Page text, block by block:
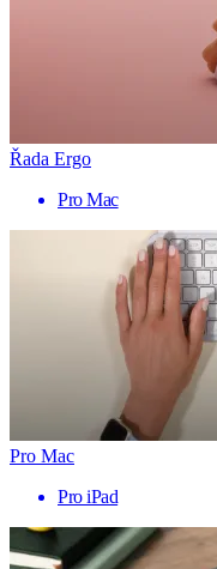
Řada Ergo
Pro Mac
Pro Mac
Pro iPad